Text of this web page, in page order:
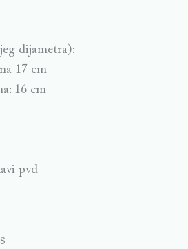
dijametra):
17 cm
16 cm
pvd